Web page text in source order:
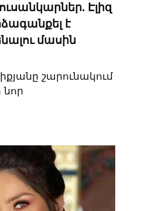
Էլիզ
է
մասին
շարունակում
նոր